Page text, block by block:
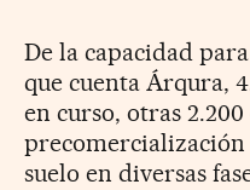
De la capacidad
que cuenta Árqura,
en curso, otras 2.200
precomercialización
suelo en diversas